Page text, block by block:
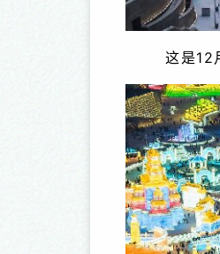
这是12